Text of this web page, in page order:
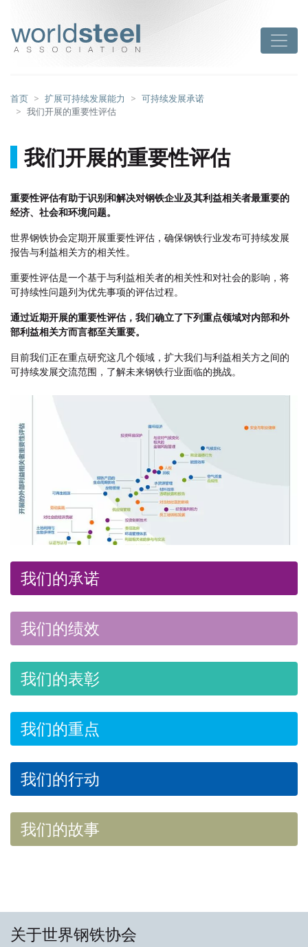
首页 扩展可持续发展能力
可持续发展承诺
我们开展的重要性评估
我们开展的重要性评估
重要性评估有助于识别和解决对钢铁企业及其利益相关者最重要的
经济、社会和环境问题。
世界钢铁协会定期开展重要性评估，确保钢铁行业发布可持续发展
报告与利益相关方的相关性。
重要性评估是一个基于与利益相关者的相关性和对社会的影响，将
可持续性问题列为优先事项的评估过程。
通过近期开展的重要性评估，我们确立了下列重点领域对内部和外
部利益相关方而言都至关重要。
目前我们正在重点研究这几个领域，扩大我们与利益相关方之间的
可持续发展交流范围，了解未来钢铁行业面临的挑战。
我们的承诺
我们的绩效
我们的表彰
我们的重点
我们的行动
我们的故事
关于世界钢铁协会